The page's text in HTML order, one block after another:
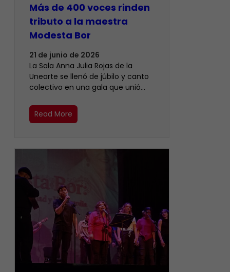
Más de 400 voces rinden
tributo a la maestra
Modesta Bor
21 de junio de 2026
​La Sala Anna Julia Rojas de la
Unearte se llenó de júbilo y canto
colectivo en una gala que unió…
Read More